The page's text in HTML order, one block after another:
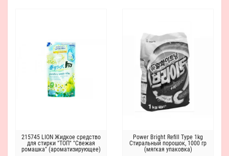
215745 LION Жидкое средство
для стирки "ТОП" "Свежая
ромашка" (ароматизирующее)
Power Bright Refill Type 1kg
Стиральный порошок, 1000 гр
(мягкая упаковка)